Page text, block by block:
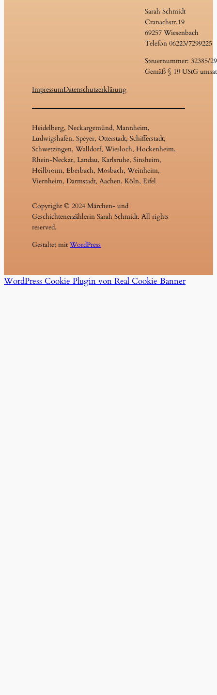
Sarah Schmidt
Cranachstr.19
69257 Wiesenbach
Telefon 06223/7299225
Steuernummer: 32385/
Gemäß § 19 UStG
ImpressumDatenschutzerklärung
Heidelberg, Neckargemünd, Mannheim,
Ludwigshafen, Speyer, Otterstadt, Schifferstadt,
Schwetzingen, Walldorf, Wiesloch, Hockenheim,
Rhein-Neckar, Landau, Karlsruhe, Sinsheim,
Heilbronn, Eberbach, Mosbach, Weinheim,
Viernheim, Darmstadt, Aachen, Köln, Eifel
Copyright © 2024 Märchen- und
Geschichtenerzählerin Sarah Schmidt. All rights
reserved.
Gestaltet mitWordPress
WordPress Cookie Plugin von Real Cookie Banner